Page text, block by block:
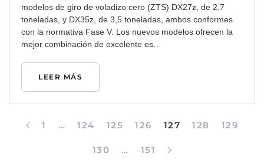
modelos de giro de voladizo cero (ZTS) DX27z, de 2,7
toneladas, y DX35z, de 3,5 toneladas, ambos conformes
con la normativa Fase V. Los nuevos modelos ofrecen la
mejor combinación de excelente es…
LEER MÁS
1 … 124 125 126 127 128 129
130 … 151